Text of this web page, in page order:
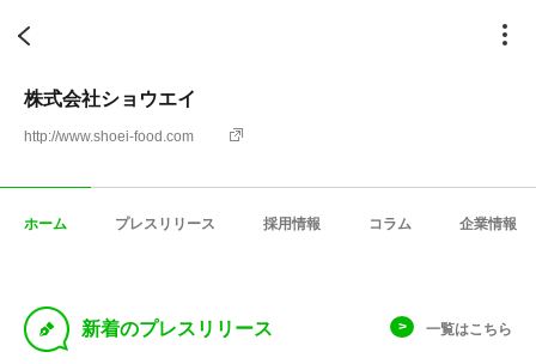
株式会社ショウエイ
http://www.shoei-food.com
ホーム プレスリリース 採用情報 コラム 企業情報
D 新着のプレスリリース 一覧はこちら